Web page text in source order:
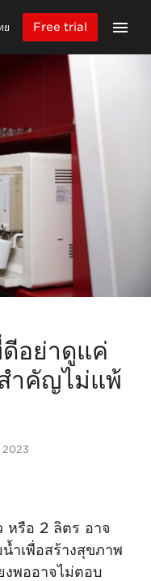
ย Free trial
อย่าดูแค่
ำคัญไม่แพ้
2023
หรือ 2 ลิตร อาจ
ำเพื่อสร้างสุขภาพ
งพออาจไม่ตอบ